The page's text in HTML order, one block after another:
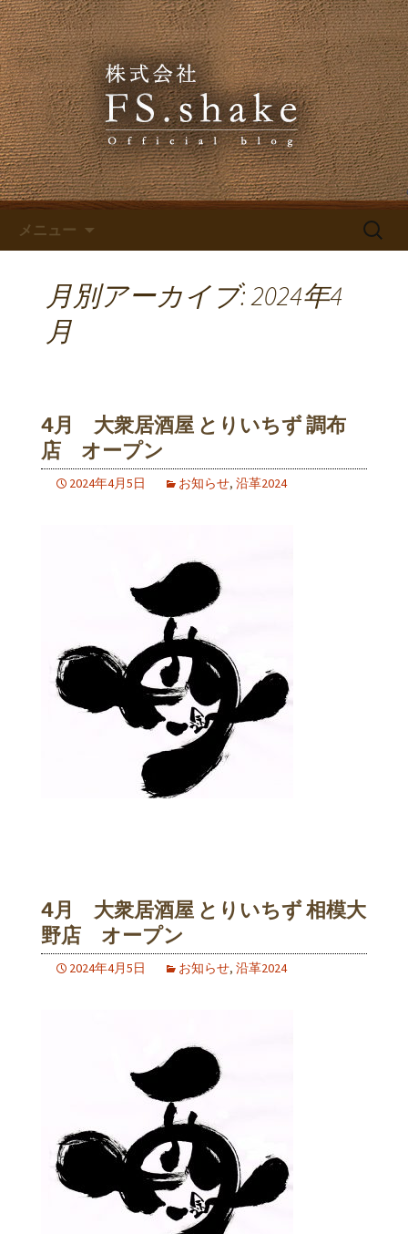
株式会社FS.shakeのブログ
株式会社FS.shakeからのお知らせ
メニュー
検
月別アーカイブ: 2024年4
月
4月 大衆居酒屋 とりいちず 調布
店 オープン
2024年4月5日 お知らせ, 沿革2024
4月 大衆居酒屋 とりいちず 相模大
野店 オープン
2024年4月5日 お知らせ, 沿革2024